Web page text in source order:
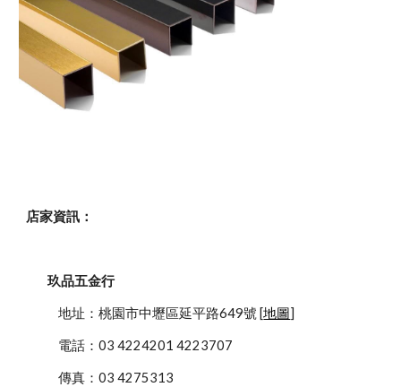
店家資訊：
玖品五金行
            地址：桃園市中壢區延平路649號 [
地圖
            電話：03 4224201 4223707
            傳真：03 4275313